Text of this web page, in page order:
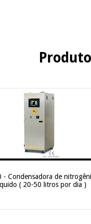
- Condensadora de
( 20-50 litros por dia )